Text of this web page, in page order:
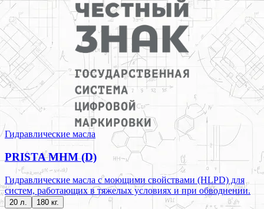
Гидравлические масла
PRISTA MHM (D)
Гидравлические масла с моющими свойствами (HLPD) для
систем, работающих в тяжелых условиях и при обводнении.
20 л. 180 кг.